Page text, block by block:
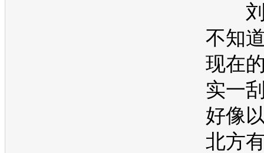
刘
不知
现在
实一
好像
北方